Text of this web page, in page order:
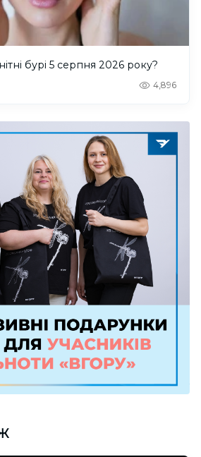
бурі 5 серпня 2026 року?
4,896